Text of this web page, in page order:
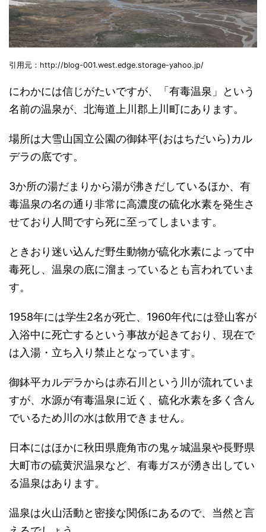
引用元：http://blog-001.west.edge.storage-yahoo.jp/
にわかには信じがたいですが、「有毒温泉」という
名前の温泉が、北海道上川郡上川町にあります。
場所は大雪山国立公園の御鉢平(おはちだいら)カル
デラの底です。
3か所の湯だまりから湯が沸きだしているほか、有
毒温泉の名の通り非常に高濃度の硫化水素を発生さ
せており人間ですら死に至ってしまいます。
ときおり迷い込んだ野生動物が硫化水素によって中
毒死し、温泉の底に溜まっているとも言われていま
す。
1958年には学生2名が死亡、1960年代には登山客が
入浴中に死亡するという事故が起きており、現在で
は入湯・立ち入り禁止となっています。
御鉢平カルデラからは赤石川という川が流れていま
すが、水源が有毒温泉に近く、硫化水素を多く含ん
でいるため川の水は飲用できません。
日本にはほかに秋田県鹿角市の鬼ヶ城温泉や長野県
大町市の硫黄沢温泉など、有毒ガスが湧き出してい
る温泉はあります。
温泉は火山活動と密接な関係にあるので、当然と言